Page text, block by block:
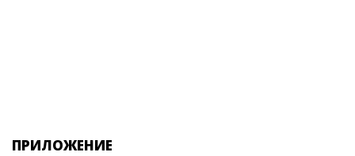
ПРИЛОЖЕНИЕ